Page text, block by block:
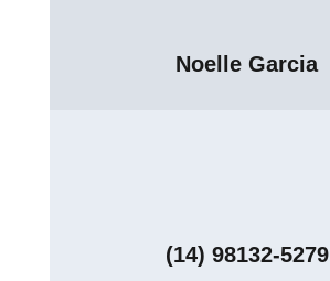
Noelle Garcia
(14) 98132-5279